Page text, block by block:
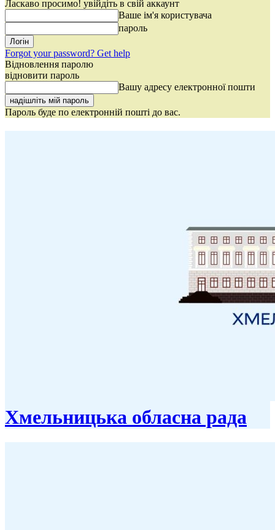
Ласкаво просимо! увійдіть в свій аккаунт
Ваше ім'я користувача
пароль
Forgot your password? Get help
Відновлення паролю
відновити пароль
Вашу адресу електронної пошти
Пароль буде по електронній пошті до вас.
Хмельницька обласна рада